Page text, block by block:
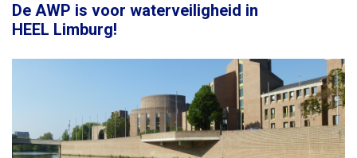
De AWP is voor waterveiligheid in
HEEL Limburg!